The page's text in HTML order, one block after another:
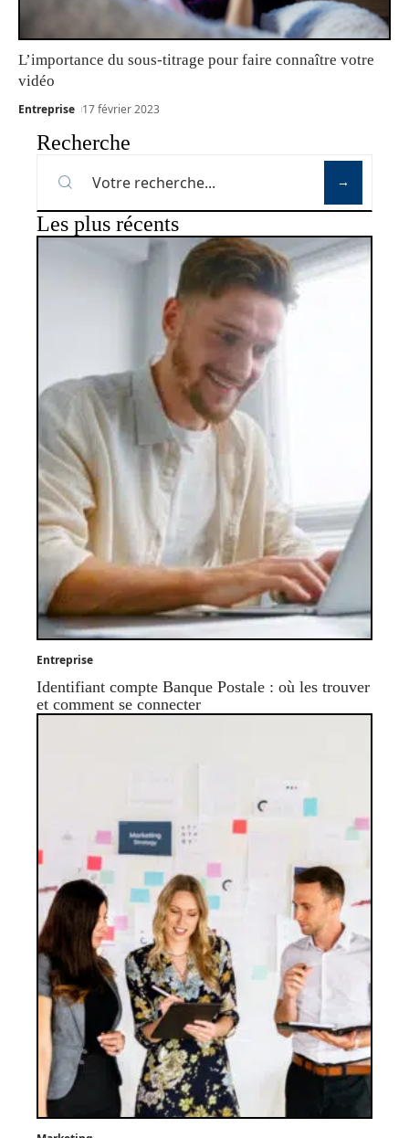
L’importance du sous-titrage pour faire connaître votre
vidéo
Entreprise 17 février 2023
Recherche
Les plus récents
Entreprise
Identifiant compte Banque Postale : où les trouver
et comment se connecter